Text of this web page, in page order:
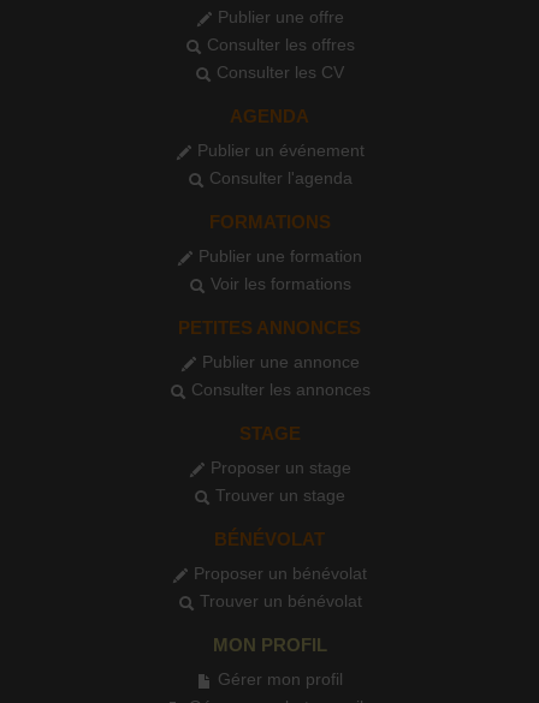
Publier une offre
Consulter les offres
Consulter les CV
AGENDA
Publier un événement
Consulter l'agenda
FORMATIONS
Publier une formation
Voir les formations
PETITES ANNONCES
Publier une annonce
Consulter les annonces
STAGE
Proposer un stage
Trouver un stage
BÉNÉVOLAT
Proposer un bénévolat
Trouver un bénévolat
MON PROFIL
Gérer mon profil